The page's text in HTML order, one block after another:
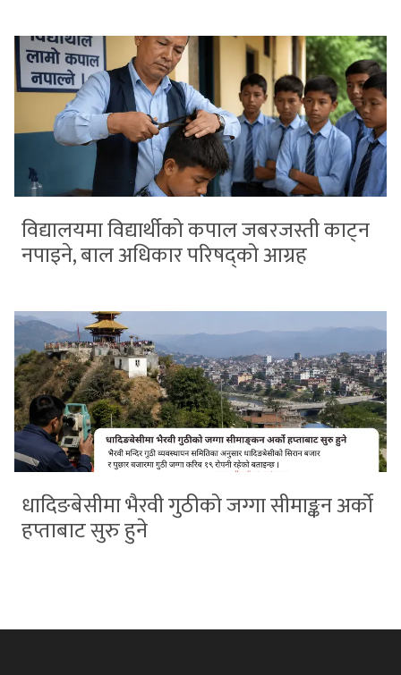
विद्यालयमा विद्यार्थीको कपाल जबरजस्ती काट्न
नपाइने, बाल अधिकार परिषद्को आग्रह
धादिङबेसीमा भैरवी गुठीको जग्गा सीमाङ्कन अर्को
हप्ताबाट सुरु हुने